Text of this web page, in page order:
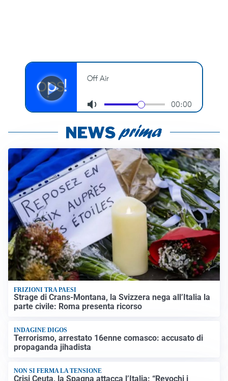
FRIZIONI TRA PAESI
Strage di Crans-Montana, la Svizzera nega all’Italia la
parte civile: Roma presenta ricorso
INDAGINE DIGOS
Terrorismo, arrestato 16enne comasco: accusato di
propaganda jihadista
NON SI FERMA LA TENSIONE
Crisi Ceuta, la Spagna attacca l’Italia: “Revochi i